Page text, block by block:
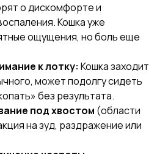
о дискомфорте и
Кошка уже
ощущения, но боль еще
к лотку: Кошка заходит
может подолгу сидеть
без результата.
под хвостом (области
на зуд, раздражение или